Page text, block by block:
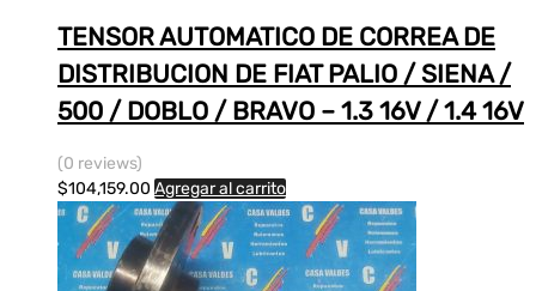
TENSOR AUTOMATICO DE CORREA DE
DISTRIBUCION DE FIAT PALIO / SIENA /
500 / DOBLO / BRAVO – 1.3 16V / 1.4 16V
(0 reviews)
$104,159.00 Agregar al carrito